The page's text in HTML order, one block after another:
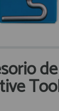
Limpieza